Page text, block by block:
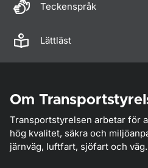
Teckenspråk
Lättläst
Om
Transportstyrelsen arbetar för
hög kvalitet, säkra och
järnväg, luftfart, sjöfart och väg.